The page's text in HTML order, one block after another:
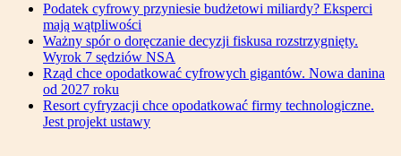
Podatek cyfrowy przyniesie budżetowi miliardy? Eksperci
mają wątpliwości
Ważny spór o doręczanie decyzji fiskusa rozstrzygnięty.
Wyrok 7 sędziów NSA
Rząd chce opodatkować cyfrowych gigantów. Nowa danina
od 2027 roku
Resort cyfryzacji chce opodatkować firmy technologiczne.
Jest projekt ustawy